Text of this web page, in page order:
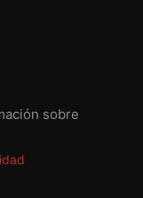
sobre